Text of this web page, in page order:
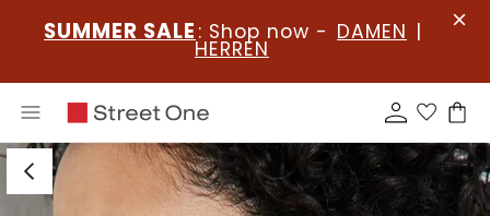
SUMMER SALE : Shop now - DAMEN |
HERREN